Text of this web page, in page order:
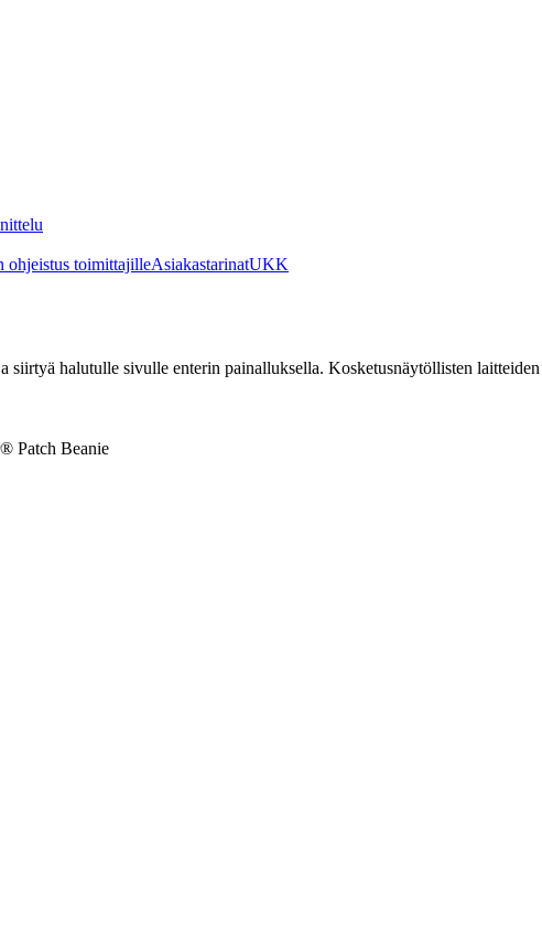
ohjeistus toimittajilleAsiakastarinatUKK
halutulle sivulle enterin painalluksella. Kosketusnäytöllisten
Patch Beanie